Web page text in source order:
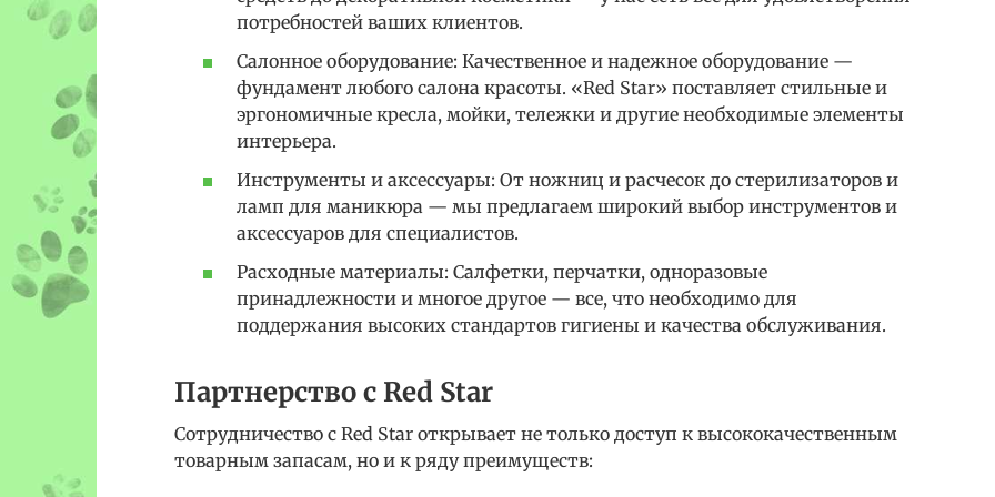
потребностей ваших клиентов.
Салонное оборудование: Качественное и надежное оборудование —
фундамент любого салона красоты. «Red Star» поставляет стильные и
эргономичные кресла, мойки, тележки и другие необходимые элементы
интерьера.
Инструменты и аксессуары: От ножниц и расчесок до стерилизаторов и
ламп для маникюра — мы предлагаем широкий выбор инструментов и
аксессуаров для специалистов.
Расходные материалы: Салфетки, перчатки, одноразовые
принадлежности и многое другое — все, что необходимо для
поддержания высоких стандартов гигиены и качества обслуживания.
Партнерство с Red Star
Сотрудничество с Red Star открывает не только доступ к высококачественным
товарным запасам, но и к ряду преимуществ: